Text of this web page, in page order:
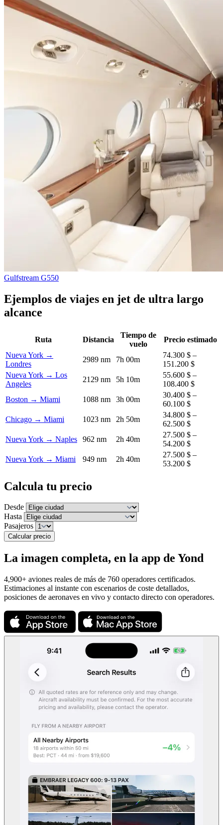
Gulfstream G550
Ejemplos de viajes en jet de ultra largo
alcance
Ruta Distancia
Tiempo de
vuelo
Precio estimado
Nueva York →
Londres
2989 nm 7h 00m
74.300 $ –
151.200 $
Nueva York → Los
Angeles
2129 nm 5h 10m
55.600 $ –
108.400 $
Boston → Miami
1088 nm 3h 00m
30.400 $ –
60.100 $
Chicago → Miami
1023 nm 2h 50m
34.800 $ –
62.500 $
Nueva York → Naples
962 nm 2h 40m
27.500 $ –
54.200 $
Nueva York → Miami
949 nm 2h 40m
27.500 $ –
53.200 $
Calcula tu precio
Desde
Hasta
Pasajeros
Calcular precio
La imagen completa, en la app de Yond
4,900+ aviones reales de más de 760 operadores certificados.
Estimaciones al instante con escenarios de coste detallados,
posiciones de aeronaves en vivo y contacto directo con operadores.